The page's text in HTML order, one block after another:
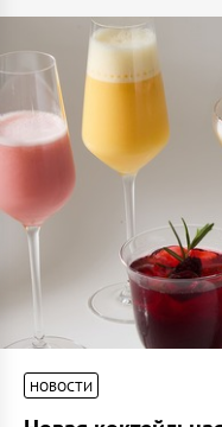
НОВОСТИ